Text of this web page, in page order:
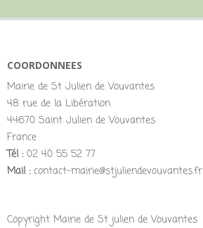
COORDONNEES
Mairie de St Julien de Vouvantes
48 rue de la Libération
44670 Saint Julien de Vouvantes
France
Tél :02 40 55 52 77
Mail :contact-mairie@stjuliendevouvantes.fr
Copyright Mairie de St julien de Vouvantes